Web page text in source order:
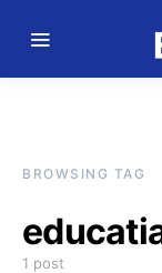
BROWSING TAG
1 post